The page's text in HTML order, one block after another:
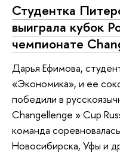
Студентка
выиграла кубок
чемпионате
Дарья Ефимова,
«Экономика», и ее
победили в
Changellenge » Cup
команда
Новосибирска, Уфы и